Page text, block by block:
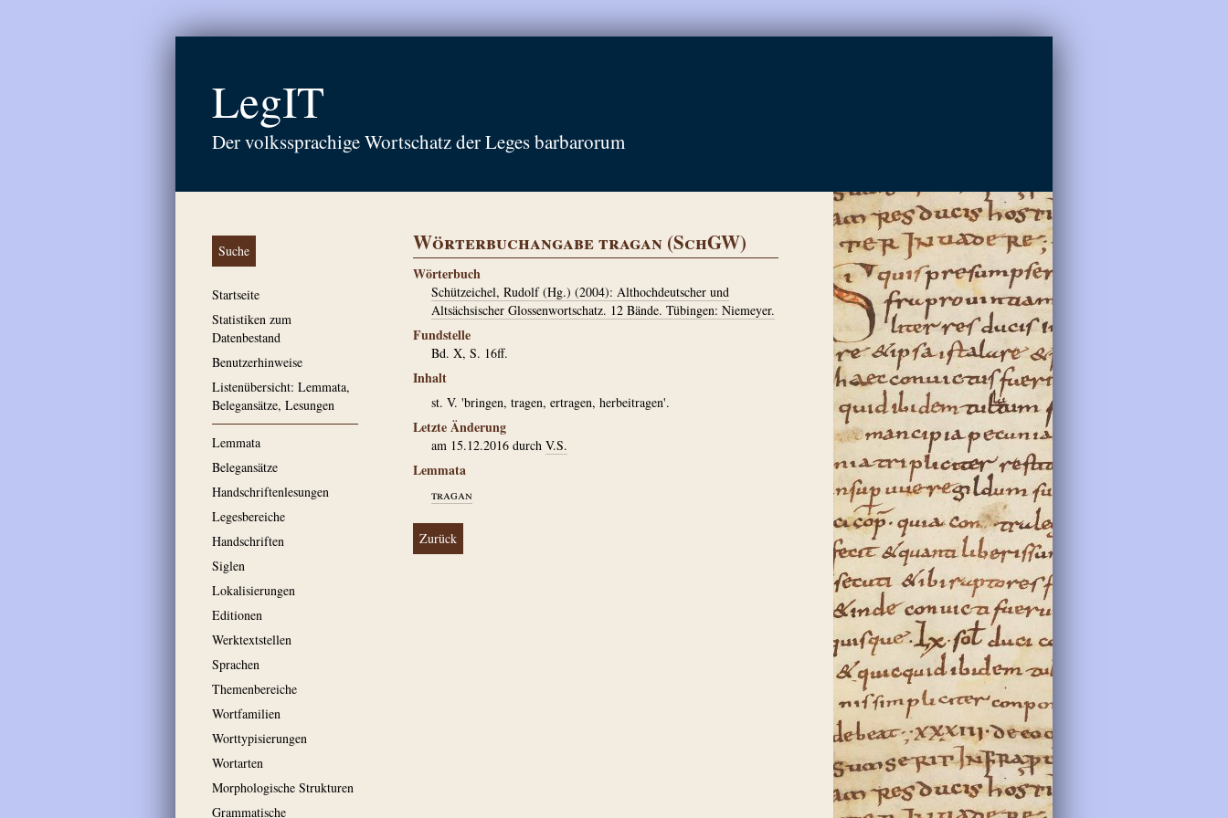
LegIT
Der volkssprachige Wortschatz der Leges barbarorum
Suche
Startseite
Statistiken zum
Datenbestand
Benutzerhinweise
Listenübersicht: Lemmata,
Belegansätze, Lesungen
Lemmata
Belegansätze
Handschriftenlesungen
Legesbereiche
Handschriften
Siglen
Lokalisierungen
Editionen
Werktextstellen
Sprachen
Themenbereiche
Wortfamilien
Worttypisierungen
Wortarten
Morphologische Strukturen
Grammatische
Wörterbuchangabe tragan (SchGW)
Wörterbuch
Schützeichel, Rudolf (Hg.) (2004): Althochdeutscher und
Altsächsischer Glossenwortschatz. 12 Bände. Tübingen: Niemeyer.
Fundstelle
Bd. X, S. 16ff.
Inhalt
st. V. 'bringen, tragen, ertragen, herbeitragen'.
Letzte Änderung
am 15.12.2016 durch V.S.
Lemmata
tragan
Zurück